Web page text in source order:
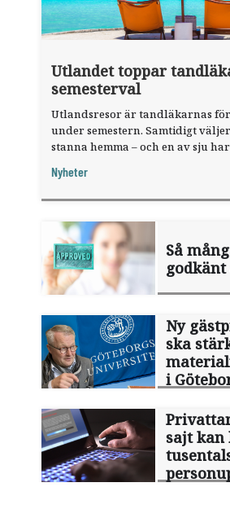
Utlandet toppar
semesterval
Utlandsresor är tandläkarnas
under semestern. Samtidigt
stanna hemma – och en av sju
fråga".
Nyheter
Så
Ny
ska
i
sajt kan